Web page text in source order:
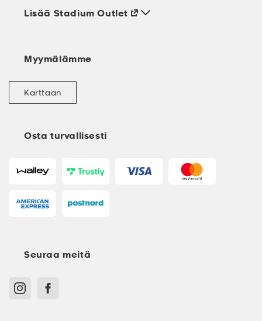
Osta turvallisesti
Lisää Stadium Outlet
Myymälämme
Karttaan
Seuraa meitä